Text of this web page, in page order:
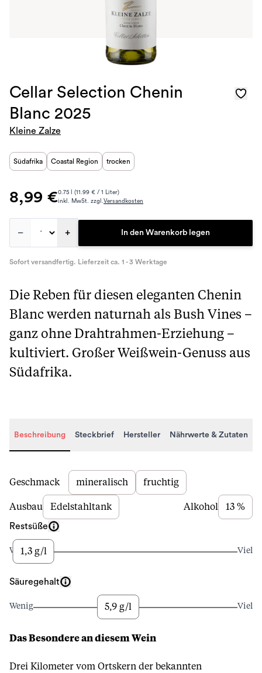
Cellar Selection Chenin
Blanc 2025
Kleine Zalze
Südafrika Coastal Region trocken
8,99 €0.75 l (11.99 € / 1 Liter)
inkl. MwSt. zzgl.Versandkosten
– + In den Warenkorb legen
Sofort versandfertig. Lieferzeit ca. 1 - 3 Werktage
Die Reben für diesen eleganten Chenin
Blanc werden naturnah als Bush Vines –
ganz ohne Drahtrahmen-Erziehung –
kultiviert. Großer Weißwein-Genuss aus
Südafrika.
Beschreibung Steckbrief Hersteller Nährwerte & Zutaten
Beschreibung
Geschmack mineralisch fruchtig
Ausbau Edelstahltank Alkohol 13 %
Restsüße
Wenig1,3 g/l Viel
Säuregehalt
Wenig 5,9 g/l Viel
Das Besondere an diesem Wein
Drei Kilometer vom Ortskern der bekannten